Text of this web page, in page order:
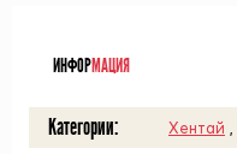
ИНФОРМАЦИЯ
Категории: Хентай